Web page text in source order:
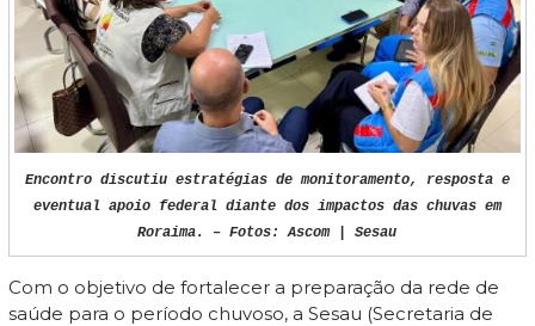
Encontro discutiu estratégias de monitoramento, resposta e
eventual apoio federal diante dos impactos das chuvas em
Roraima. – Fotos: Ascom | Sesau
Com o objetivo de fortalecer a preparação da rede de
saúde para o período chuvoso, a Sesau (Secretaria de